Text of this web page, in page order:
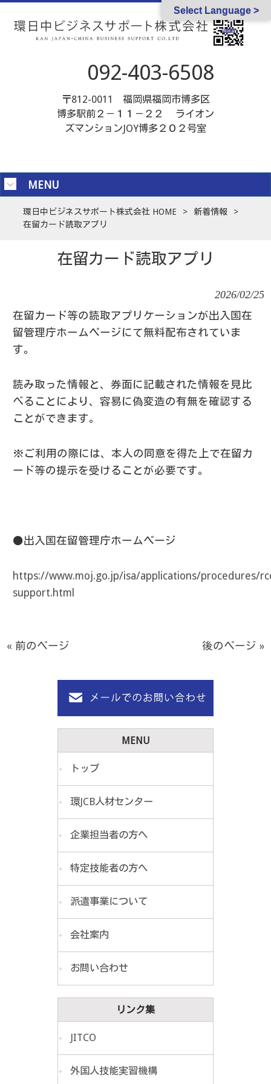
092-403-6508
〒812-0011 福岡県福岡市博多区
博多駅前２－１１－２２ ライオン
ズマンションJOY博多２０２号室
MENU
環日中ビジネスサポート株式会社 HOME > 新着情報
>
在留カード読取アプリ
在留カード読取アプリ
2026/02/25
在留カード等の読取アプリケーションが出入国在
留管理庁ホームページにて無料配布されていま
す。
読み取った情報と、券面に記載された情報を見比
べることにより、容易に偽変造の有無を確認する
ことができます。
※ご利用の際には、本人の同意を得た上で在留カ
ード等の提示を受けることが必要です。
●出入国在留管理庁ホームページ
https://www.moj.go.jp/isa/applications/procedures/
support.html
« 前のページ 後のページ »
MENU
トップ
環JCB人材センター
企業担当者の方へ
特定技能者の方へ
派遣事業について
会社案内
お問い合わせ
リンク集
JITCO
外国人技能実習機構
Select Language >